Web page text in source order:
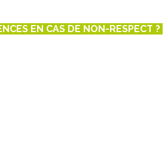
EN CAS DE NON-RESPECT ?